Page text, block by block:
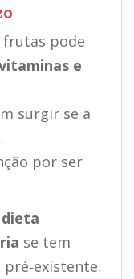
frutas pode
e
surgir se a
por ser
se tem